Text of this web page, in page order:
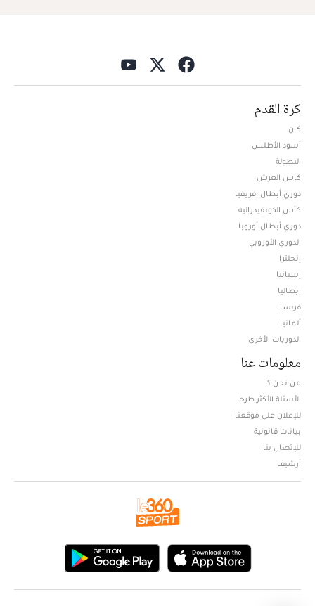
كرة القدم
كان
أسود الأطلس
البطولة
كأس العرش
دوري أبطال افريقيا
كأس الكونفيدرالية
دوري أبطال أوروبا
الدوري الأوروبي
إنجلترا
إسبانيا
إيطاليا
فرنسا
ألمانيا
الدوريات الأخرى
معلومات عنا
من نحن ؟
الأسئلة الأكثر طرحا
للإعلان على موقعنا
بيانات قانونية
للإتصال بنا
أرشيف